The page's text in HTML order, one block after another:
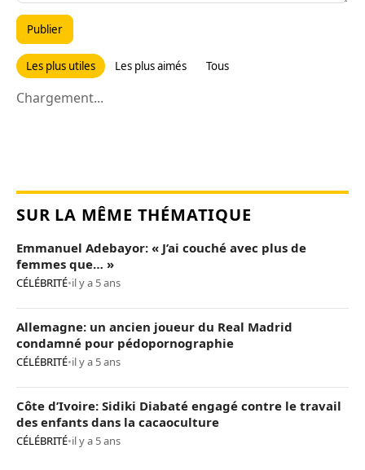
Publier
Les plus utiles Les plus aimés Tous
Chargement...
SUR LA MÊME THÉMATIQUE
Emmanuel Adebayor: « J’ai couché avec plus de
femmes que… »
CÉLÉBRITÉ•il y a 5 ans
Allemagne: un ancien joueur du Real Madrid
condamné pour pédopornographie
CÉLÉBRITÉ•il y a 5 ans
Côte d’Ivoire: Sidiki Diabaté engagé contre le travail
des enfants dans la cacaoculture
CÉLÉBRITÉ•il y a 5 ans